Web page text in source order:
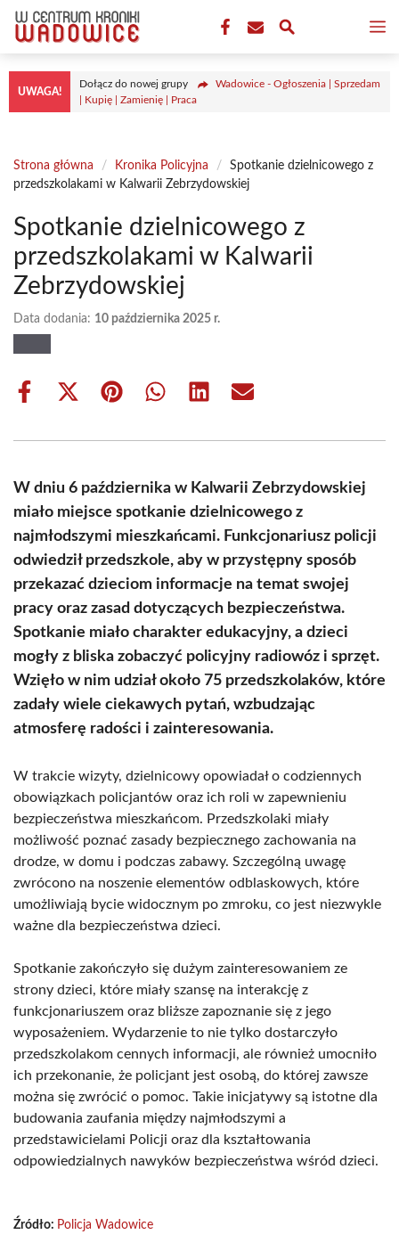
Przejdź
treści
UWAGA!
Dołącz do nowej grupy
Wadowice - Ogłoszenia | Sprzedam
| Kupię | Zamienię | Praca
Strona główna / Kronika Policyjna /
Spotkanie dzielnicowego z
przedszkolakami w Kalwarii Zebrzydowskiej
Spotkanie dzielnicowego z
przedszkolakami w Kalwarii
Zebrzydowskiej
Data dodania: 10 października 2025 r.
Share
Share
(Twitter)
Share Share Share Share
W dniu 6 października w Kalwarii Zebrzydowskiej
miało miejsce spotkanie dzielnicowego z
najmłodszymi mieszkańcami. Funkcjonariusz policji
odwiedził przedszkole, aby w przystępny sposób
przekazać dzieciom informacje na temat swojej
pracy oraz zasad dotyczących bezpieczeństwa.
Spotkanie miało charakter edukacyjny, a dzieci
mogły z bliska zobaczyć policyjny radiowóz i sprzęt.
Wzięło w nim udział około 75 przedszkolaków, które
zadały wiele ciekawych pytań, wzbudzając
atmosferę radości i zainteresowania.
W trakcie wizyty, dzielnicowy opowiadał o codziennych
obowiązkach policjantów oraz ich roli w zapewnieniu
bezpieczeństwa mieszkańcom. Przedszkolaki miały
możliwość poznać zasady bezpiecznego zachowania na
drodze, w domu i podczas zabawy. Szczególną uwagę
zwrócono na noszenie elementów odblaskowych, które
umożliwiają bycie widocznym po zmroku, co jest niezwykle
ważne dla bezpieczeństwa dzieci.
Spotkanie zakończyło się dużym zainteresowaniem ze
strony dzieci, które miały szansę na interakcję z
funkcjonariuszem oraz bliższe zapoznanie się z jego
wyposażeniem. Wydarzenie to nie tylko dostarczyło
przedszkolakom cennych informacji, ale również umocniło
ich przekonanie, że policjant jest osobą, do której zawsze
można się zwrócić o pomoc. Takie inicjatywy są istotne dla
budowania zaufania między najmłodszymi a
przedstawicielami Policji oraz dla kształtowania
odpowiedzialnych nawyków bezpieczeństwa wśród dzieci.
Źródło: Policja Wadowice